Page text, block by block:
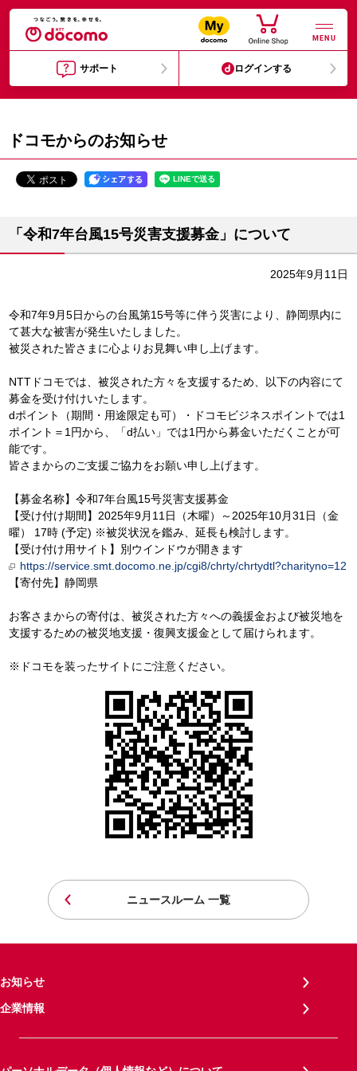
MENU
サポート ログインする
ドコモからのお知らせ
「令和7年台風15号災害支援募金」について
2025年9月11日
令和7年9月5日からの台風第15号等に伴う災害により、静岡県内に
て甚大な被害が発生いたしました。
被災された皆さまに心よりお見舞い申し上げます。
NTTドコモでは、被災された方々を支援するため、以下の内容にて
募金を受け付けいたします。
dポイント（期間・用途限定も可）・ドコモビジネスポイントでは1
ポイント＝1円から、「d払い」では1円から募金いただくことが可
能です。
皆さまからのご支援ご協力をお願い申し上げます。
【募金名称】令和7年台風15号災害支援募金
【受け付け期間】2025年9月11日（木曜）～2025年10月31日（金
曜） 17時 (予定) ※被災状況を鑑み、延長も検討します。
【受け付け用サイト】別ウインドウが開きます
https://service.smt.docomo.ne.jp/cgi8/chrty/chrtydtl?charityno=12
【寄付先】静岡県
お客さまからの寄付は、被災された方々への義援金および被災地を
支援するための被災地支援・復興支援金として届けられます。
※ドコモを装ったサイトにご注意ください。
ニュースルーム 一覧
お知らせ
企業情報